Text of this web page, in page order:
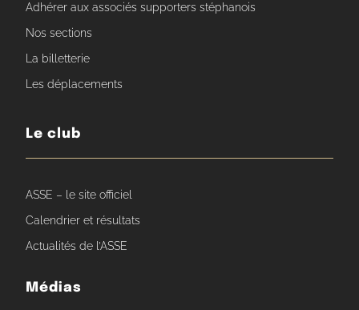
Adhérer aux associés supporters stéphanois
Nos sections
La billetterie
Les déplacements
Le club
ASSE – le site officiel
Calendrier et résultats
Actualités de l’ASSE
Médias